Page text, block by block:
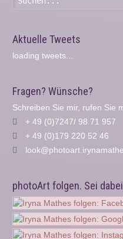
Aktuelle Tweets
loading tweets...
Fragen? Wünsche?
Schreiben Sie mir, rufen Sie
+ 49 (0)7247/ 98 71 957
+ 49 (0)179 220 52 46
photoArt folgen. Sei dabei